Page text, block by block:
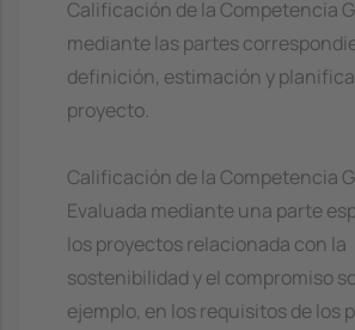
Calificación de la Competencia
mediante las partes
definición, estimación y
proyecto.
Calificación de la Competencia
Evaluada mediante una parte
los proyectos relacionada con la
sostenibilidad y el compromiso
ejemplo, en los requisitos de los